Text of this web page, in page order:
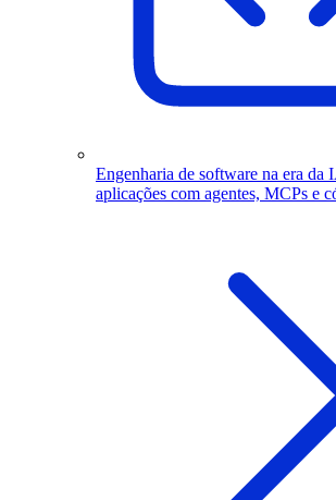
Engenharia de software na era da
aplicações com agentes, MCPs e